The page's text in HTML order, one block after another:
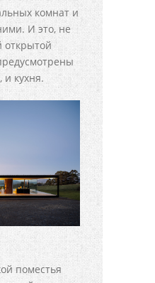
комнат и
И это, не
открытой
и кухня.
поместья